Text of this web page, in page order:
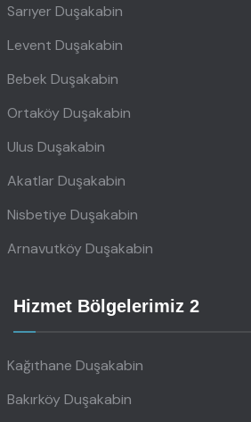
Sarıyer Duşakabin
Levent Duşakabin
Bebek Duşakabin
Ortaköy Duşakabin
Ulus Duşakabin
Akatlar Duşakabin
Nisbetiye Duşakabin
Arnavutköy Duşakabin
Hizmet Bölgelerimiz 2
Kağıthane Duşakabin
Bakırköy Duşakabin